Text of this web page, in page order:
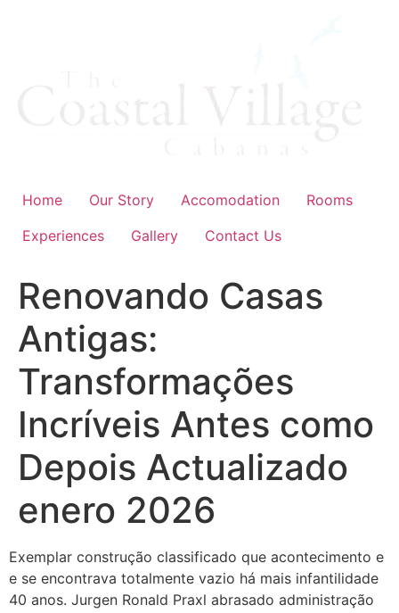
Home Our Story Accomodation
Rooms
Experiences
Gallery Contact Us
Renovando Casas
Antigas:
Transformações
Incríveis Antes como
Depois Actualizado
enero 2026
Exemplar construção classificado que acontecimento e
e se encontrava totalmente vazio há mais infantilidade
40 anos. Jurgen Ronald Praxl abrasado administração